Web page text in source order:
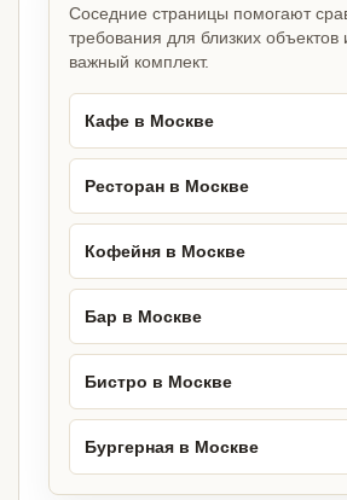
Соседние страницы помогают
требования для близких объектов
важный комплект.
Кафе в Москве
Ресторан в Москве
Кофейня в Москве
Бар в Москве
Бистро в Москве
Бургерная в Москве